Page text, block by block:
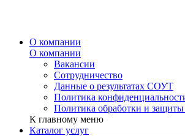
О компании
О компании
Вакансии
Сотрудничество
Данные о результатах СОУТ
Политика
Политика обработки и
К главному меню
Каталог услуг